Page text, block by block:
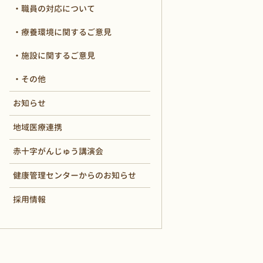
職員の対応について
療養環境に関するご意見
施設に関するご意見
その他
お知らせ
地域医療連携
赤十字がんじゅう講演会
健康管理センターからのお知らせ
採用情報